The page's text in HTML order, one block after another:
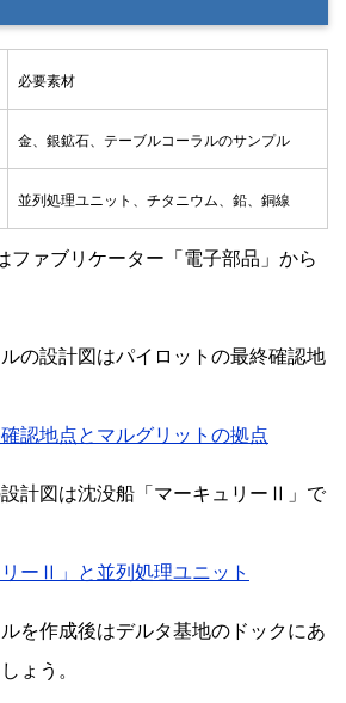
必要素材
金、銀鉱石、テーブルコーラルのサンプル
並列処理ユニット、チタニウム、鉛、銅線
ファブリケーター「電子部品」から
の設計図はパイロットの最終確認地
認地点とマルグリットの拠点
計図は沈没船「マーキュリーⅡ」で
ーⅡ」と並列処理ユニット
を作成後はデルタ基地のドックにあ
ょう。